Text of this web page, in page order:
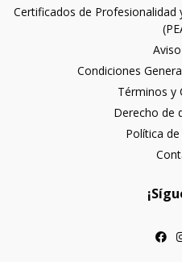
Certificados de Profesionalidad
Condiciones
Términos y
Derecho de
Política